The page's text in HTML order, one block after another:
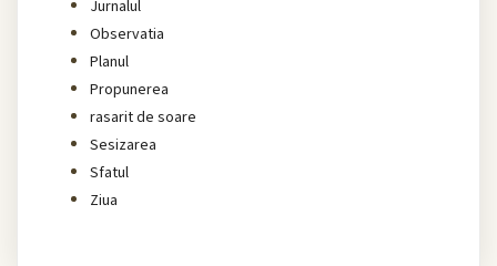
Jurnalul
Observatia
Planul
Propunerea
rasarit de soare
Sesizarea
Sfatul
Ziua